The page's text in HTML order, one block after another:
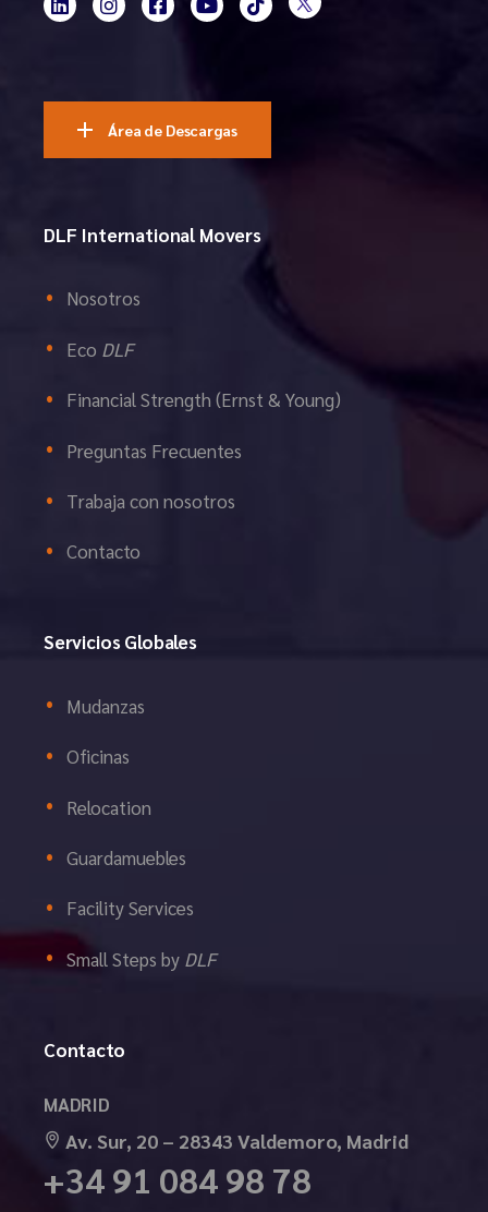
Área de Descargas
DLF International Movers
Nosotros
Eco DLF
Financial Strength (Ernst & Young)
Preguntas Frecuentes
Trabaja con nosotros
Contacto
Servicios Globales
Mudanzas
Oficinas
Relocation
Guardamuebles
Facility Services
Small Steps by DLF
Contacto
MADRID
Av. Sur, 20 – 28343 Valdemoro, Madrid
+34 91 084 98 78